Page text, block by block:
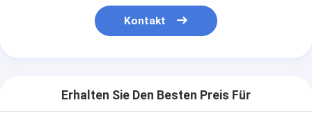
Kontakt
Erhalten Sie Den Besten Preis Für